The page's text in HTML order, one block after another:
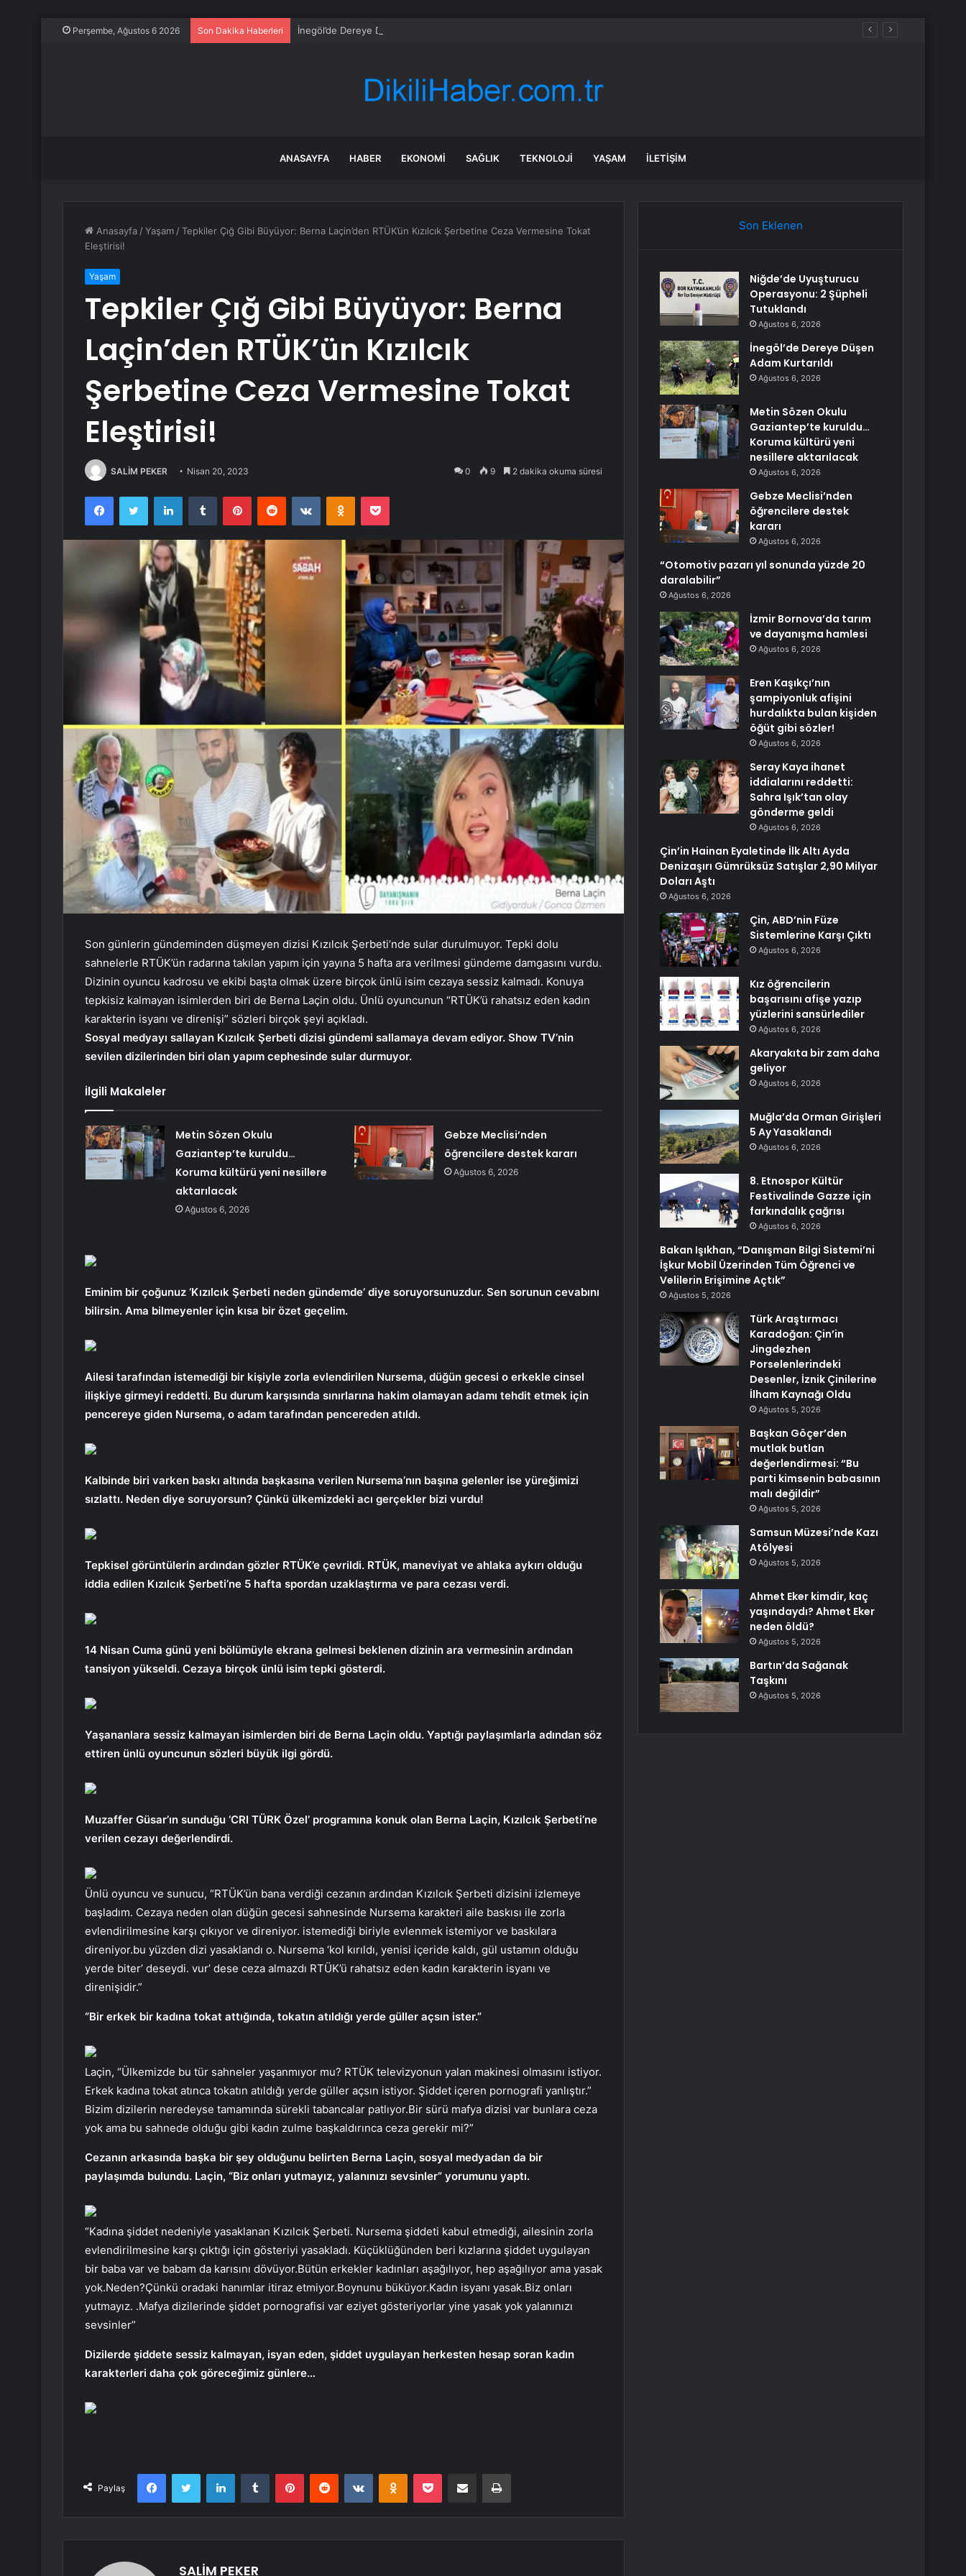
Perşembe, Ağustos 6 2026 Son Dakika Haberleri İnegöl’de Dereye Düşen Adam Kurtarıldı
ANASAYFA HABER EKONOMI SAĞLIK TEKNOLOJI YAŞAM İLETIŞIM
Anasayfa /Yaşam /Tepkiler Çığ Gibi Büyüyor: Berna Laçin’den RTÜK’ün Kızılcık Şerbetine Ceza Vermesine Tokat
Eleştirisi!
Yaşam
Tepkiler Çığ Gibi Büyüyor: Berna
Laçin’den RTÜK’ün Kızılcık
Şerbetine Ceza Vermesine Tokat
Eleştirisi!
SALİM PEKER Nisan 20, 2023 0 9 2 dakika okuma süresi
FacebookTwitter LinkedInTumblr PinterestReddit VKontakteOdnoklassniki
Pocket
Son günlerin gündeminden düşmeyen dizisi Kızılcık Şerbeti’nde sular durulmuyor. Tepki dolu
sahnelerle RTÜK’ün radarına takılan yapım için yayına 5 hafta ara verilmesi gündeme damgasını vurdu.
Dizinin oyuncu kadrosu ve ekibi başta olmak üzere birçok ünlü isim cezaya sessiz kalmadı. Konuya
tepkisiz kalmayan isimlerden biri de Berna Laçin oldu. Ünlü oyuncunun “RTÜK’ü rahatsız eden kadın
karakterin isyanı ve direnişi” sözleri birçok şeyi açıkladı.
Sosyal medyayı sallayan Kızılcık Şerbeti dizisi gündemi sallamaya devam ediyor. Show TV’nin
sevilen dizilerinden biri olan yapım cephesinde sular durmuyor.
İlgili Makaleler
Metin Sözen Okulu
Gaziantep’te kuruldu…
Koruma kültürü yeni nesillere
aktarılacak
Ağustos 6, 2026
Gebze Meclisi’nden
öğrencilere destek kararı
Ağustos 6, 2026
Eminim bir çoğunuz ‘Kızılcık Şerbeti neden gündemde’ diye soruyorsunuzdur. Sen sorunun cevabını
bilirsin. Ama bilmeyenler için kısa bir özet geçelim.
Ailesi tarafından istemediği bir kişiyle zorla evlendirilen Nursema, düğün gecesi o erkekle cinsel
ilişkiye girmeyi reddetti. Bu durum karşısında sınırlarına hakim olamayan adamı tehdit etmek için
pencereye giden Nursema, o adam tarafından pencereden atıldı.
Kalbinde biri varken baskı altında başkasına verilen Nursema’nın başına gelenler ise yüreğimizi
sızlattı. Neden diye soruyorsun? Çünkü ülkemizdeki acı gerçekler bizi vurdu!
Tepkisel görüntülerin ardından gözler RTÜK’e çevrildi. RTÜK, maneviyat ve ahlaka aykırı olduğu
iddia edilen Kızılcık Şerbeti’ne 5 hafta spordan uzaklaştırma ve para cezası verdi.
14 Nisan Cuma günü yeni bölümüyle ekrana gelmesi beklenen dizinin ara vermesinin ardından
tansiyon yükseldi. Cezaya birçok ünlü isim tepki gösterdi.
Yaşananlara sessiz kalmayan isimlerden biri de Berna Laçin oldu. Yaptığı paylaşımlarla adından söz
ettiren ünlü oyuncunun sözleri büyük ilgi gördü.
Muzaffer Güsar’ın sunduğu ‘CRI TÜRK Özel’ programına konuk olan Berna Laçin, Kızılcık Şerbeti’ne
verilen cezayı değerlendirdi.
Ünlü oyuncu ve sunucu, “RTÜK’ün bana verdiği cezanın ardından Kızılcık Şerbeti dizisini izlemeye
başladım. Cezaya neden olan düğün gecesi sahnesinde Nursema karakteri aile baskısı ile zorla
evlendirilmesine karşı çıkıyor ve direniyor. istemediği biriyle evlenmek istemiyor ve baskılara
direniyor.bu yüzden dizi yasaklandı o. Nursema ‘kol kırıldı, yenisi içeride kaldı, gül ustamın olduğu
yerde biter’ deseydi. vur’ dese ceza almazdı RTÜK’ü rahatsız eden kadın karakterin isyanı ve
direnişidir.”
“Bir erkek bir kadına tokat attığında, tokatın atıldığı yerde güller açsın ister.”
Laçin, “Ülkemizde bu tür sahneler yaşanmıyor mu? RTÜK televizyonun yalan makinesi olmasını istiyor.
Erkek kadına tokat atınca tokatın atıldığı yerde güller açsın istiyor. Şiddet içeren pornografi yanlıştır.”
Bizim dizilerin neredeyse tamamında sürekli tabancalar patlıyor.Bir sürü mafya dizisi var bunlara ceza
yok ama bu sahnede olduğu gibi kadın zulme başkaldırınca ceza gerekir mi?”
Cezanın arkasında başka bir şey olduğunu belirten Berna Laçin, sosyal medyadan da bir
paylaşımda bulundu. Laçin, “Biz onları yutmayız, yalanınızı sevsinler” yorumunu yaptı.
“Kadına şiddet nedeniyle yasaklanan Kızılcık Şerbeti. Nursema şiddeti kabul etmediği, ailesinin zorla
evlendirilmesine karşı çıktığı için gösteriyi yasakladı. Küçüklüğünden beri kızlarına şiddet uygulayan
bir baba var ve babam da karısını dövüyor.Bütün erkekler kadınları aşağılıyor, hep aşağılıyor ama yasak
yok.Neden?Çünkü oradaki hanımlar itiraz etmiyor.Boynunu büküyor.Kadın isyanı yasak.Biz onları
yutmayız. .Mafya dizilerinde şiddet pornografisi var eziyet gösteriyorlar yine yasak yok yalanınızı
sevsinler”
Dizilerde şiddete sessiz kalmayan, isyan eden, şiddet uygulayan herkesten hesap soran kadın
karakterleri daha çok göreceğimiz günlere…
Paylaş
FacebookTwitter LinkedInTumblr PinterestReddit VKontakteOdnoklassniki
Pocket E-Posta ile paylaş Yazdır
SALİM PEKER
Son Eklenen
Niğde’de Uyuşturucu
Operasyonu: 2 Şüpheli
Tutuklandı
Ağustos 6, 2026
İnegöl’de Dereye Düşen
Adam Kurtarıldı
Ağustos 6, 2026
Metin Sözen Okulu
Gaziantep’te kuruldu…
Koruma kültürü yeni
nesillere aktarılacak
Ağustos 6, 2026
Gebze Meclisi’nden
öğrencilere destek
kararı
Ağustos 6, 2026
“Otomotiv pazarı yıl sonunda yüzde 20
daralabilir”
Ağustos 6, 2026
İzmir Bornova’da tarım
ve dayanışma hamlesi
Ağustos 6, 2026
Eren Kaşıkçı’nın
şampiyonluk afişini
hurdalıkta bulan kişiden
öğüt gibi sözler!
Ağustos 6, 2026
Seray Kaya ihanet
iddialarını reddetti:
Sahra Işık’tan olay
gönderme geldi
Ağustos 6, 2026
Çin’in Hainan Eyaletinde İlk Altı Ayda
Denizaşırı Gümrüksüz Satışlar 2,90 Milyar
Doları Aştı
Ağustos 6, 2026
Çin, ABD’nin Füze
Sistemlerine Karşı Çıktı
Ağustos 6, 2026
Kız öğrencilerin
başarısını afişe yazıp
yüzlerini sansürlediler
Ağustos 6, 2026
Akaryakıta bir zam daha
geliyor
Ağustos 6, 2026
Muğla’da Orman Girişleri
5 Ay Yasaklandı
Ağustos 6, 2026
8. Etnospor Kültür
Festivalinde Gazze için
farkındalık çağrısı
Ağustos 6, 2026
Bakan Işıkhan, “Danışman Bilgi Sistemi’ni
İşkur Mobil Üzerinden Tüm Öğrenci ve
Velilerin Erişimine Açtık”
Ağustos 5, 2026
Türk Araştırmacı
Karadoğan: Çin’in
Jingdezhen
Porselenlerindeki
Desenler, İznik Çinilerine
İlham Kaynağı Oldu
Ağustos 5, 2026
Başkan Göçer’den
mutlak butlan
değerlendirmesi: “Bu
parti kimsenin babasının
malı değildir”
Ağustos 5, 2026
Samsun Müzesi’nde Kazı
Atölyesi
Ağustos 5, 2026
Ahmet Eker kimdir, kaç
yaşındaydı? Ahmet Eker
neden öldü?
Ağustos 5, 2026
Bartın’da Sağanak
Taşkını
Ağustos 5, 2026